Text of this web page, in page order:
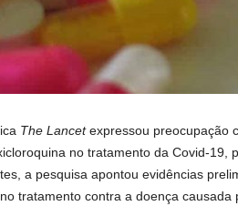
The Lancetexpressou preocupação
no tratamento da Covid-19,
a pesquisa apontou evidências
tratamento contra a doença